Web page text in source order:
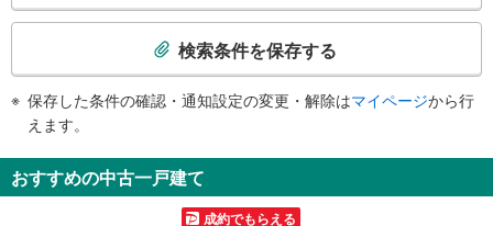
・改札⇔北口
・改札⇔南口
《多機能トイレ》
・改札内
・北口
その他
・点字テープ（券売機・手すり等）
検
知
を
検索条件を保存する
保存した条件の確認・通知設定の変更・解除はマイページから行
えます。
おすすめの中古一戸建て
成約でもらえる